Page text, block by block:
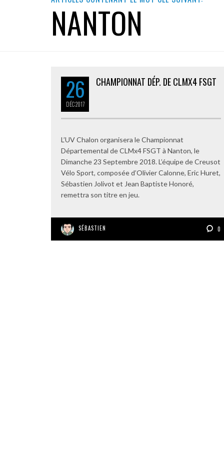
NANTON
26
DÉC2017
CHAMPIONNAT DÉP. DE CLMX4 FSGT
L’UV Chalon organisera le Championnat
Départemental de CLMx4 FSGT à Nanton, le
Dimanche 23 Septembre 2018. L’équipe de Creusot
Vélo Sport, composée d’Olivier Calonne, Eric Huret,
Sébastien Jolivot et Jean Baptiste Honoré,
remettra son titre en jeu.
SÉBASTIEN 0